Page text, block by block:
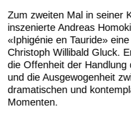
Zum zweiten Mal in seiner
inszenierte Andreas
«Iphigénie en Tauride»
Christoph Willibald Gluck.
die Offenheit der Handlung
und die Ausgewogenheit
dramatischen und
Momenten.